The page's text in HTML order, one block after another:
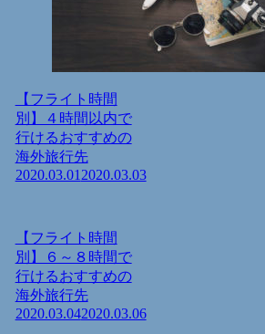
【フライト時間
別】４時間以内で
行けるおすすめの
海外旅行先
2020.03.01 2020.03.03
【フライト時間
別】６～８時間で
行けるおすすめの
海外旅行先
2020.03.042020.03.06